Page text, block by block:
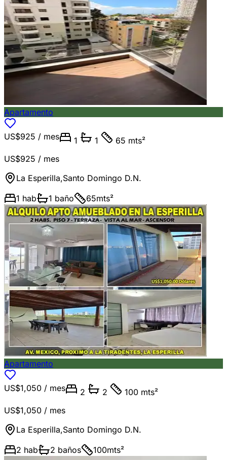
Apartamento
US$925 / mes 1 1
65 mts²
US$925 / mes
La Esperilla,Santo Domingo D.N.
1 hab 1 baño 65mts²
Apartamento
US$1,050 / mes 2 2
100 mts²
US$1,050 / mes
La Esperilla,Santo Domingo D.N.
2 hab 2 baños 100mts²